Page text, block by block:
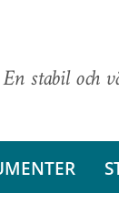
En stabil och